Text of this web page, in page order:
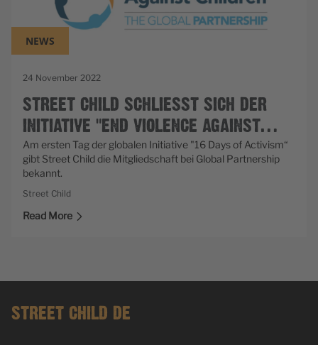
NEWS
24 November 2022
STREET CHILD SCHLIESST SICH DER I
NITIATIVE „END VIOLENCE AGAINST C
HILDREN” AN
Am ersten Tag der globalen Initiative "16 Days of Activism“
gibt Street Child die Mitgliedschaft bei Global Partnership
bekannt.
Street Child
Read More
STREET CHILD DE